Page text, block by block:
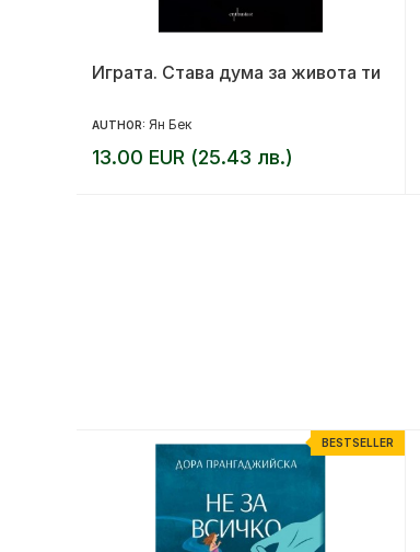
Играта. Става дума за живота ти
AUTHOR: Ян Бек
13.00 EUR (25.43 лв.)
BESTSELLER